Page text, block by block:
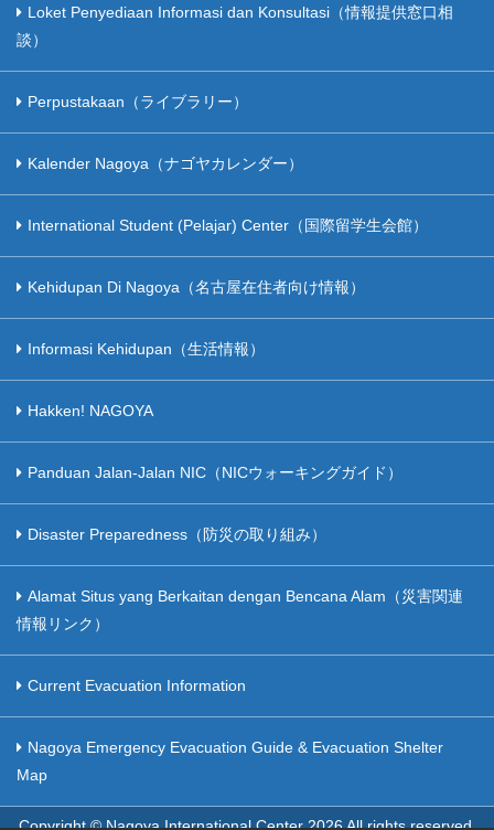
Loket Penyediaan Informasi dan Konsultasi（情報提供窓口相
談）
Perpustakaan（ライブラリー）
Kalender Nagoya（ナゴヤカレンダー）
International Student (Pelajar) Center（国際留学生会館）
Kehidupan Di Nagoya（名古屋在住者向け情報）
Informasi Kehidupan（生活情報）
Hakken! NAGOYA
Panduan Jalan-Jalan NIC（NICウォーキングガイド）
Disaster Preparedness（防災の取り組み）
Alamat Situs yang Berkaitan dengan Bencana Alam（災害関連
情報リンク）
Current Evacuation Information
Nagoya Emergency Evacuation Guide & Evacuation Shelter
Map
Copyright © Nagoya International Center2026 All rights reserved.